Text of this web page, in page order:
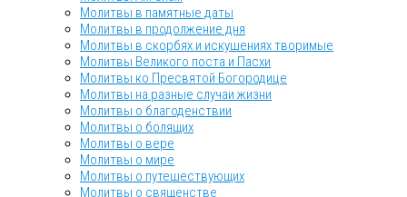
Молитвы в памятные даты
Молитвы в продолжение дня
Молитвы в скорбях и искушениях творимые
Молитвы Великого поста и Пасхи
Молитвы ко Пресвятой Богородице
Молитвы на разные случаи жизни
Молитвы о благоденствии
Молитвы о болящих
Молитвы о вере
Молитвы о мире
Молитвы о путешествующих
Молитвы о священстве